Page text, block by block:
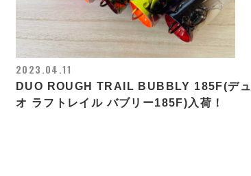
2023.04.11
DUO ROUGH TRAIL BUBBLY 185F(デュ
オ ラフトレイル バブリー185F)入荷！